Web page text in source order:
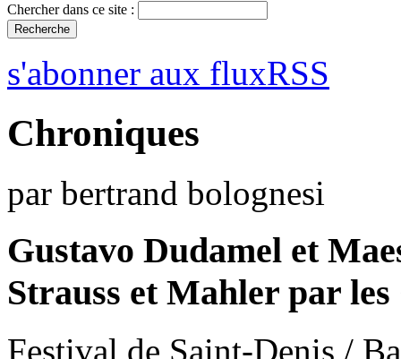
Chercher dans ce site :
s'abonner aux fluxRSS
Chroniques
par bertrand bolognesi
Gustavo Dudamel et
Strauss et Mahler par
Festival de Saint-Denis /